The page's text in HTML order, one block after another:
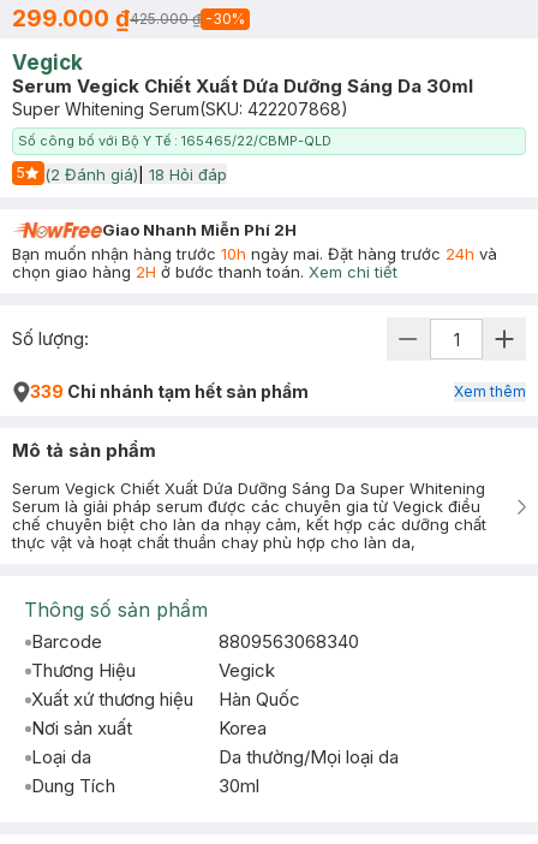
299.000 ₫425.000 ₫ -30%
Vegick
Serum Vegick Chiết Xuất Dứa Dưỡng Sáng Da 30ml
Super Whitening Serum(SKU: 422207868)
Số công bố với Bộ Y Tế : 165465/22/CBMP-QLD
5
Start Icon
(2 Đánh giá) 18 Hỏi đáp
Giao Nhanh Miễn Phí 2H
Bạn muốn nhận hàng trước 10h ngày mai. Đặt hàng trước 24h và
chọn giao hàng 2H ở bước thanh toán. Xem chi tiết
Số lượng:
339 Chi nhánh tạm hết sản phẩm Xem thêm
Mô tả sản phẩm
Serum Vegick Chiết Xuất Dứa Dưỡng Sáng Da Super Whitening
Serum là giải pháp serum được các chuyên gia từ Vegick điều
chế chuyên biệt cho làn da nhạy cảm, kết hợp các dưỡng chất
thực vật và hoạt chất thuần chay phù hợp cho làn da,
Thông số sản phẩm
Barcode
8809563068340
Thương Hiệu
Vegick
Xuất xứ thương hiệu
Hàn Quốc
Nơi sản xuất
Korea
Loại da
Da thường/Mọi loại da
Dung Tích
30ml